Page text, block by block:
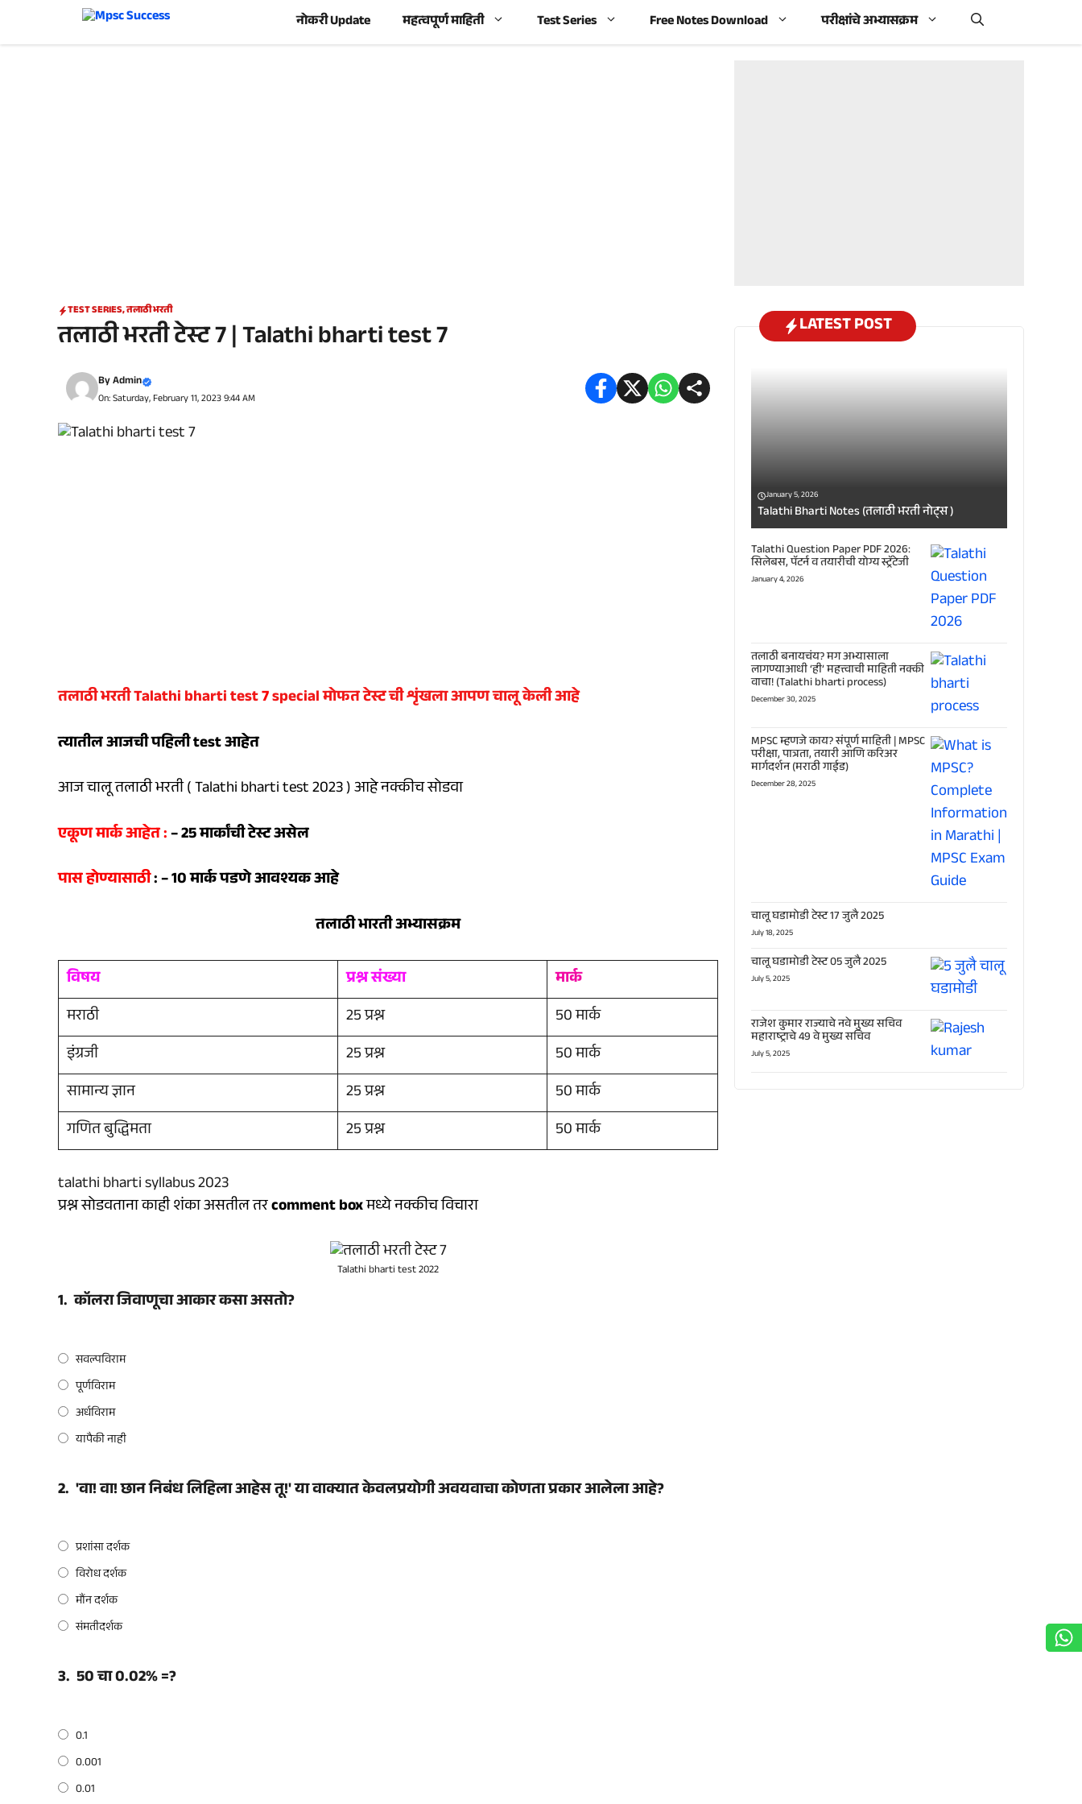
नोकरी Update महत्वपूर्ण माहिती Test Series Free Notes Download परीक्षांचे अभ्यासक्रम
TEST SERIES,तलाठी भरती
तलाठी भरती टेस्ट 7 | Talathi bharti test 7
ByAdmin
On: Saturday, February 11, 2023 9:44 AM
तलाठी भरती Talathi bharti test7special मोफत टेस्ट ची शृंखला आपण चालू केली आहे
त्यातील आजची पहिली test आहेत
आज चालू तलाठी भरती ( Talathi bharti test 2023 ) आहे नक्कीच सोडवा
एकूण मार्क आहेत :– 25 मार्कांची टेस्ट असेल
पास होण्यासाठी: – 10 मार्क पडणे आवश्यक आहे
तलाठी भारती अभ्यासक्रम
विषय प्रश्न संख्या
मार्क
मराठी
25 प्रश्न
50 मार्क
इंग्रजी
25 प्रश्न
50 मार्क
सामान्य ज्ञान
25 प्रश्न
50 मार्क
गणित बुद्धिमता
25 प्रश्न 50 मार्क
talathi bharti syllabus 2023
प्रश्न सोडवताना काही शंका असतील तरcomment boxमध्ये नक्कीच विचारा
Talathi bharti test 2022
1. कॉलरा जिवाणूचा आकार कसा असतो?
सवल्पविराम
पूर्णविराम
अर्धविराम
यापैकी नाही
2. 'वा! वा! छान निबंध लिहिला आहेस तू!' या वाक्यात केवलप्रयोगी अवयवाचा कोणता प्रकार आलेला आहे?
प्रशांसा दर्शक
विरोध दर्शक
मौंन दर्शक
संमतीदर्शक
3. 50 चा 0.02% =?
0.1
0.001
0.01
LATEST POST
January 5, 2026
Talathi Bharti Notes (तलाठी भरती नोट्स )
Talathi Question Paper PDF 2026:
सिलेबस, पॅटर्न व तयारीची योग्य स्ट्रॅटेजी
January 4, 2026
तलाठी बनायचंय? मग अभ्यासाला
लागण्याआधी ‘ही’ महत्त्वाची माहिती नक्की
वाचा! (Talathi bharti process)
December 30, 2025
MPSC म्हणजे काय? संपूर्ण माहिती | MPSC
परीक्षा, पात्रता, तयारी आणि करिअर
मार्गदर्शन (मराठी गाईड)
December 28, 2025
चालू घडामोडी टेस्ट 17 जुलै 2025
July 18, 2025
चालू घडामोडी टेस्ट 05 जुलै 2025
July 5, 2025
राजेश कुमार राज्याचे नवे मुख्य सचिव
महाराष्ट्राचे 49 वे मुख्य सचिव
July 5, 2025